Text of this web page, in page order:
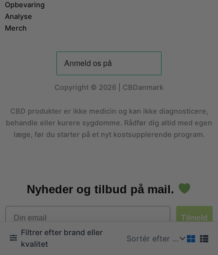
Filtrer efter brand eller
kvalitet
Opbevaring
Analyse
Merch
Copyright © 2026 | CBDanmark
CBD produkter er ikke medicin og kan ikke diagnosticere,
behandle eller kurere sygdomme. Rådfør dig altid med egen
læge, før du starter på et nyt kostsupplerende program.
Nyheder og tilbud på mail.
Email
Tilmeld